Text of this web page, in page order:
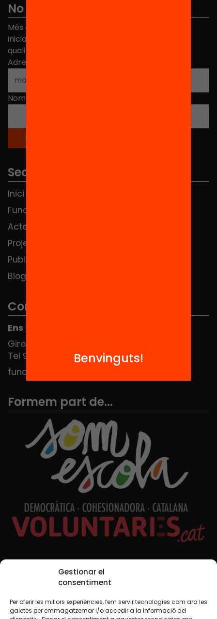
Gestionar el
consentiment
Per oferir les millors experiències, fem servir tecnologies com ara les
galetes per emmagatzemar i/o accedir a la informació del
No et perdis res
Més de 40.000 persones ja han triat Equitat. Rep
iniciatives, propostes i projectes per millorar la
qualitat de l'educació a Catalunya.
Adreça electrònica
Nom
Seccions
Inici
Fundació
Actes
Projectes
Publicacions i vídeos
Blog
Contacte
Ens pots trobar al Hub Social
Girona 34, interior 08010 Barcelona
Tel 934 588 700
fundacio@equitat.org
Formem part de...
Xarxes Socials
TWT YTB IG FB IN
Benvinguts!